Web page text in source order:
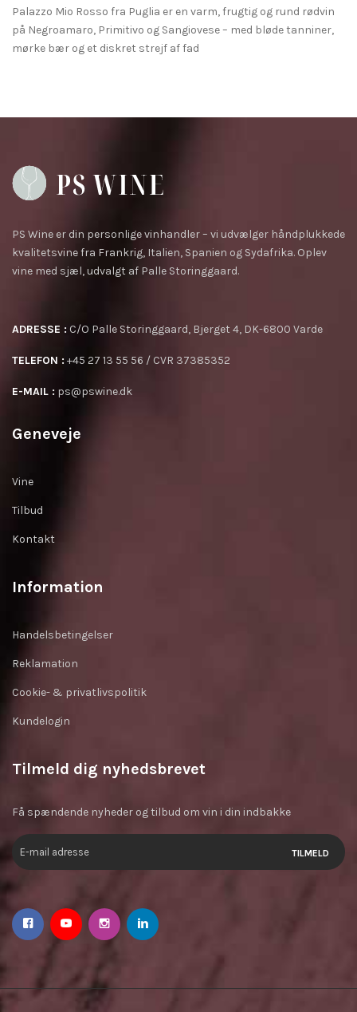
Palazzo Mio Rosso fra Puglia er en varm, frugtig og rund rødvin
på Negroamaro, Primitivo og Sangiovese – med bløde tanniner,
mørke bær og et diskret strejf af fad
PS Wine er din personlige vinhandler – vi udvælger håndplukkede
kvalitetsvine fra Frankrig, Italien, Spanien og Sydafrika. Oplev
vine med sjæl, udvalgt af Palle Storinggaard.
ADRESSE : C/O Palle Storinggaard, Bjerget 4, DK-6800 Varde
TELEFON : +45 27 13 55 56 / CVR 37385352
E-MAIL : ps@pswine.dk
Geneveje
Vine
Tilbud
Kontakt
Information
Handelsbetingelser
Reklamation
Cookie- & privatlivspolitik
Kundelogin
Tilmeld dig nyhedsbrevet
Få spændende nyheder og tilbud om vin i din indbakke
TILMELD